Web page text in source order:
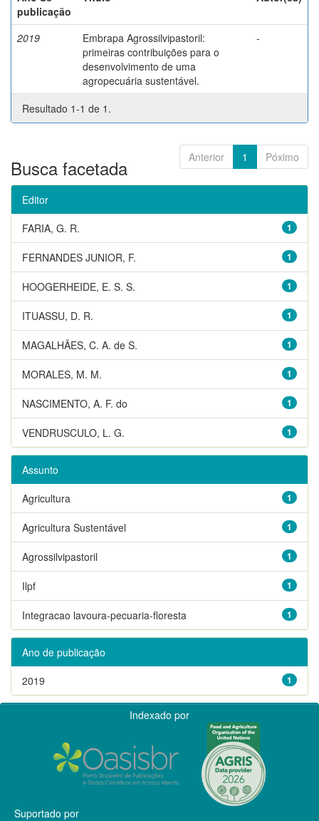
publicação
2019
Embrapa Agrossilvipastoril:
primeiras contribuições para o
desenvolvimento de uma
agropecuária sustentável.
-
Resultado 1-1 de 1.
Anterior 1 Póximo
Busca facetada
Editor
1
FARIA, G. R.
1
FERNANDES JUNIOR, F.
1
HOOGERHEIDE, E. S. S.
1
ITUASSU, D. R.
1
MAGALHÃES, C. A. de S.
1
MORALES, M. M.
1
NASCIMENTO, A. F. do
1
VENDRUSCULO, L. G.
Assunto
1
Agricultura
1
Agricultura Sustentável
1
Agrossilvipastoril
1
Ilpf
1
Integracao lavoura-pecuaria-floresta
Ano de publicação
1
2019
Indexado por
Suportado por